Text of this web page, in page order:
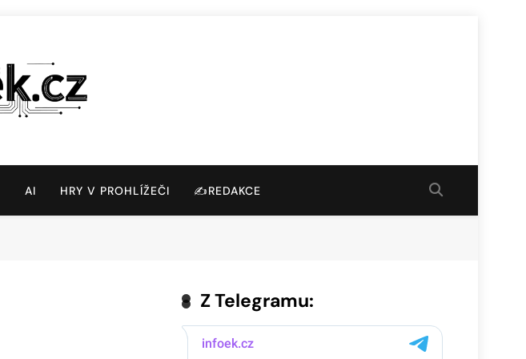
AI HRY V PROHLÍŽEČI ✍️REDAKCE
Z Telegramu: